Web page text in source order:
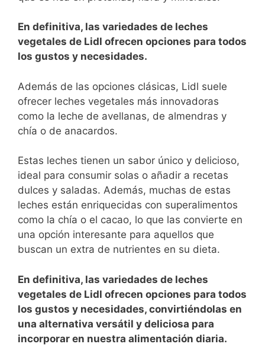
En ‍definitiva, las variedades ‍de leches
vegetales de Lidl ofrecen opciones para todos
los gustos y necesidades.
Además de las opciones clásicas, Lidl suele
⁢ofrecer⁣ leches vegetales más⁤ innovadoras
como la​ leche⁢ de avellanas, de almendras y
chía o de ‍anacardos.
Estas leches tienen un sabor único y delicioso,
ideal para consumir solas ‌o añadir a recetas
dulces‌ y saladas.​ Además, muchas de estas
leches están enriquecidas con ‌superalimentos
como​ la chía o ⁤el cacao, lo que las convierte en ​
una opción interesante para aquellos que
buscan un extra de nutrientes en ⁣su dieta.
En definitiva,⁢ las ‍variedades de ⁤leches
vegetales de Lidl ofrecen⁢ opciones para todos⁢
los gustos y necesidades,⁣ convirtiéndolas en
una alternativa versátil y deliciosa para
incorporar⁣ en ⁣nuestra alimentación diaria.